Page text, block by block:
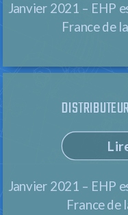
Janvier 2021 – EHP
France de
Janvier 2021 – EHP
France de